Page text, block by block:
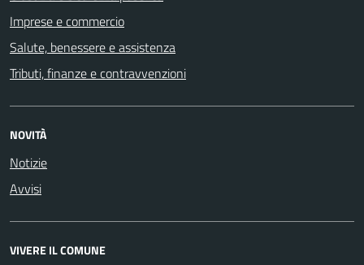
Imprese e commercio
Salute, benessere e assistenza
Tributi, finanze e contravvenzioni
NOVITÀ
Notizie
Avvisi
VIVERE IL COMUNE